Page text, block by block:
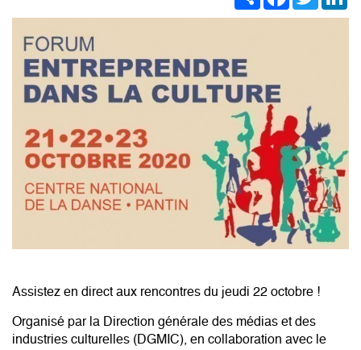
Assistez en direct aux rencontres du jeudi 22 octobre !
Organisé par la Direction générale des médias et des
industries culturelles (DGMIC), en collaboration avec le